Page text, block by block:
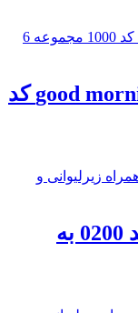
زیر لیوانی چوبی طرح good morning کد
ست ماگ طرح استقلال کد 0200 به